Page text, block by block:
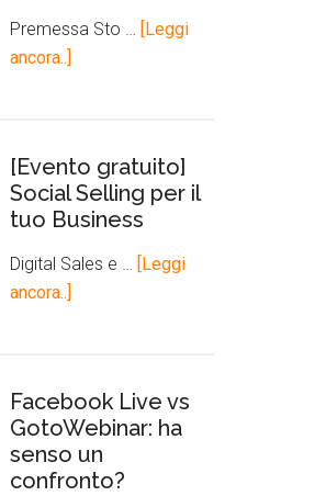
Premessa Sto …
[Leggi
ancora..]
[Evento gratuito]
Social Selling per il
tuo Business
Digital Sales e …
[Leggi
ancora..]
Facebook Live vs
GotoWebinar: ha
senso un
confronto?